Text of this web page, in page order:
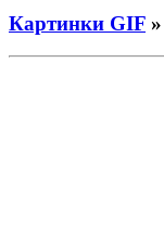
Картинки GIF »